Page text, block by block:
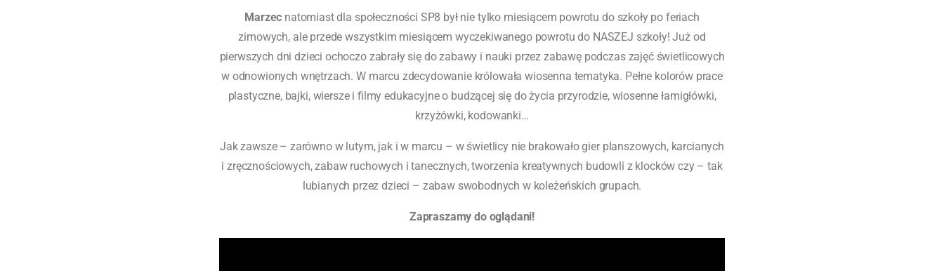
Marzec natomiast dla społeczności SP8 był nie tylko miesiącem powrotu do szkoły po feriach
zimowych, ale przede wszystkim miesiącem wyczekiwanego powrotu do NASZEJ szkoły! Już od
pierwszych dni dzieci ochoczo zabrały się do zabawy i nauki przez zabawę podczas zajęć świetlicowych
w odnowionych wnętrzach. W marcu zdecydowanie królowała wiosenna tematyka. Pełne kolorów prace
plastyczne, bajki, wiersze i filmy edukacyjne o budzącej się do życia przyrodzie, wiosenne łamigłówki,
krzyżówki, kodowanki…
Jak zawsze – zarówno w lutym, jak i w marcu – w świetlicy nie brakowało gier planszowych, karcianych
i zręcznościowych, zabaw ruchowych i tanecznych, tworzenia kreatywnych budowli z klocków czy – tak
lubianych przez dzieci – zabaw swobodnych w koleżeńskich grupach.
Zapraszamy do oglądani!